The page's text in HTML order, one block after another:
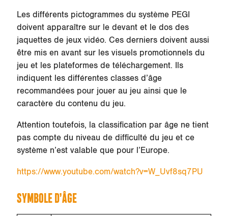
Les différents pictogrammes du système PEGI
doivent apparaître sur le devant et le dos des
jaquettes de jeux vidéo. Ces derniers doivent aussi
être mis en avant sur les visuels promotionnels du
jeu et les plateformes de téléchargement. Ils
indiquent les différentes classes d’âge
recommandées pour jouer au jeu ainsi que le
caractère du contenu du jeu.
Attention toutefois, la classification par âge ne tient
pas compte du niveau de difficulté du jeu et ce
système n’est valable que pour l’Europe.
https://www.youtube.com/watch?v=W_Uvf8sq7PU
SYMBOLE D’ÂGE